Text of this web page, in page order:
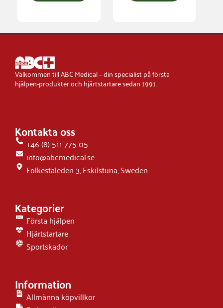
Välkommen till ABC Medical – din specialist på första
hjälpen-produkter och hjärtstartare sedan 1991.
Kontakta oss
+46 (8) 511 775 05
info@abcmedical.se
Folkestaleden 3, Eskilstuna, Sweden
Kategorier
Första hjälpen
Hjärtstartare
Sportskador
Information
Allmänna köpvillkor